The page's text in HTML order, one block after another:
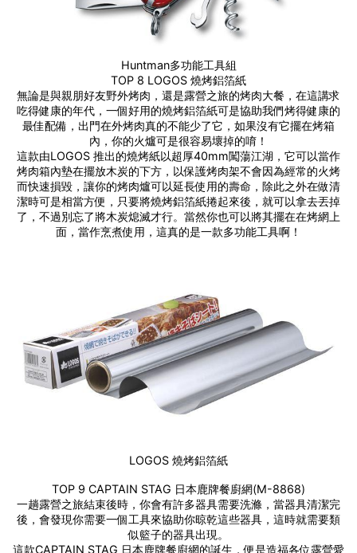
Huntman多功能工具組
TOP 8 LOGOS 燒烤鋁箔紙
無論是與親朋好友野外烤肉，還是露營之旅的烤肉大餐，在這講求
吃得健康的年代，一個好用的燒烤鋁箔紙可是協助我們烤得健康的
最佳配備，出門在外烤肉真的不能少了它，如果沒有它擺在烤箱
內，你的火爐可是很容易壞掉的唷！
這款由LOGOS 推出的燒烤紙以超厚40mm闖蕩江湖，它可以當作
烤肉箱內墊在擺放木炭的下方，以保護烤肉架不會因為經常的火烤
而快速損毀，讓你的烤肉爐可以延長使用的壽命，除此之外在做清
潔時可是相當方便，只要將燒烤鋁箔紙捲起來後，就可以拿去丟掉
了，不過別忘了將木炭熄滅才行。當然你也可以將其擺在在烤網上
面，當作烹煮使用，這真的是一款多功能工具啊！
LOGOS 燒烤鋁箔紙
TOP 9 CAPTAIN STAG 日本鹿牌餐廚網(M-8868)
一趟露營之旅結束後時，你會有許多器具需要洗滌，當器具清潔完
後，會發現你需要一個工具來協助你晾乾這些器具，這時就需要類
似籃子的器具出現。
這款CAPTAIN STAG 日本鹿牌餐廚網的誕生，便是造福各位露營愛